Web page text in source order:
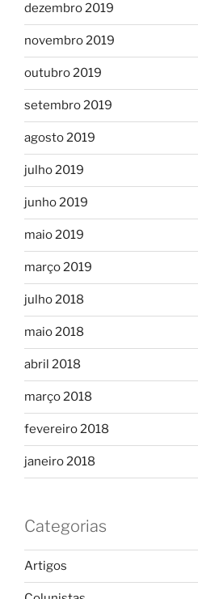
dezembro 2019
novembro 2019
outubro 2019
setembro 2019
agosto 2019
julho 2019
junho 2019
maio 2019
março 2019
julho 2018
maio 2018
abril 2018
março 2018
fevereiro 2018
janeiro 2018
Categorias
Artigos